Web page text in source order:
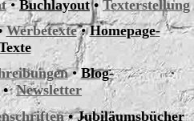
•Buchlayout•Texterstellung
Werbetexte•Homepage-
•Blog-
• Newsletter
• Jubiläumsbücher